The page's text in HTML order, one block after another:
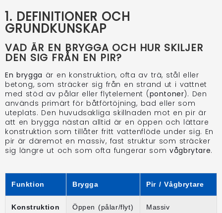
1. DEFINITIONER OCH
GRUNDKUNSKAP
VAD ÄR EN BRYGGA OCH HUR SKILJER
DEN SIG FRÅN EN PIR?
En brygga är en konstruktion, ofta av trä, stål eller
betong, som sträcker sig från en strand ut i vattnet
med stöd av pålar eller flytelement (pontoner). Den
används primärt för båtförtöjning, bad eller som
uteplats. Den huvudsakliga skillnaden mot en pir är
att en brygga nästan alltid är en öppen och lättare
konstruktion som tillåter fritt vattenflöde under sig. En
pir är däremot en massiv, fast struktur som sträcker
sig längre ut och som ofta fungerar somvågbrytare.
Funktion Brygga Pir / Vågbrytare
Konstruktion Öppen (pålar/flyt)
Massiv